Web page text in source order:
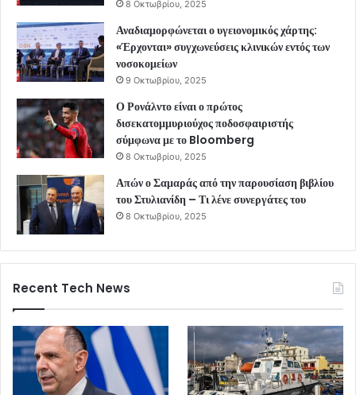
8 Οκτωβρίου, 2025
Αναδιαμορφώνεται ο υγειονομικός χάρτης:
«Έρχονται» συγχωνεύσεις κλινικών εντός των
νοσοκομείων
9 Οκτωβρίου, 2025
Ο Ρονάλντο είναι ο πρώτος
δισεκατομμυριούχος ποδοσφαιριστής
σύμφωνα με το Bloomberg
8 Οκτωβρίου, 2025
Απών ο Σαμαράς από την παρουσίαση βιβλίου
του Στυλιανίδη – Τι λένε συνεργάτες του
8 Οκτωβρίου, 2025
Recent Tech News